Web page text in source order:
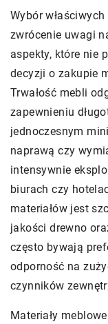
Wybór
zwrócenie uwagi
aspekty, które nie
decyzji o zakupie
Trwałość mebli
zapewnieniu
jednoczesnym
naprawą czy
intensywnie
biurach czy
materiałów jest
jakości drewno
często bywają
odporność na
czynników
Materiały